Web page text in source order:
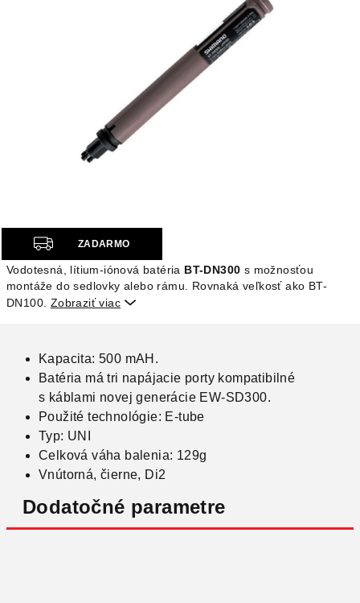
Vodotesná, lítium-iónová batéria BT-DN300 s možnosťou
montáže do sedlovky alebo rámu. Rovnaká veľkosť ako BT-
DN100. Zobraziť viac 
Z
A
D
A
O
ZADARMO
Kapacita: 500 mAH.
Batéria má tri napájacie porty kompatibilné
s káblami novej generácie EW-SD300.
Použité technológie: E-tube
Typ: UNI
Celková váha balenia: 129g
Vnútorná, čierne, Di2
Dodatočné parametre